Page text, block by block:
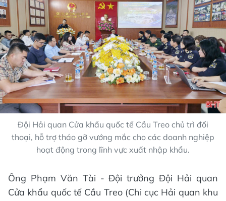
Đội Hải quan Cửa khẩu quốc tế Cầu Treo chủ trì đối
thoại, hỗ trợ tháo gỡ vướng mắc cho các doanh nghiệp
hoạt động trong lĩnh vực xuất nhập khẩu.
Ông Phạm Văn Tài - Đội trưởng Đội Hải quan
Cửa khẩu quốc tế Cầu Treo (Chi cục Hải quan khu